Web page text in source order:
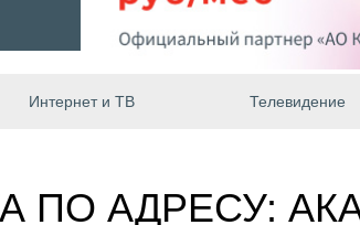
Интернет и ТВ Телевидение
ПО АДРЕСУ: